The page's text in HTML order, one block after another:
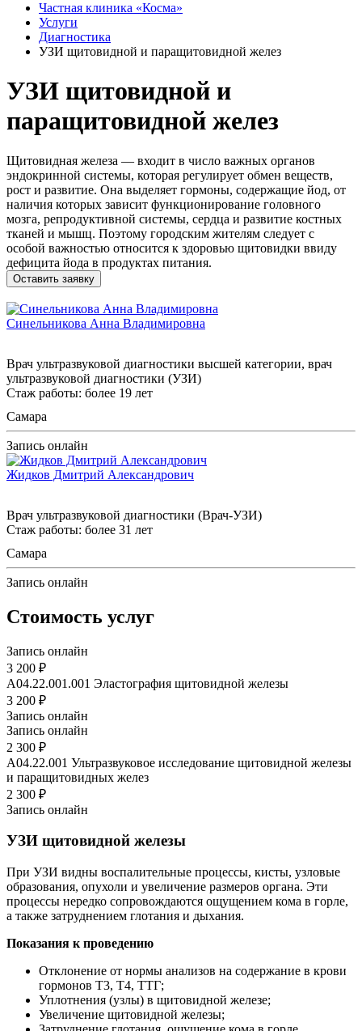
Частная клиника «Косма»
Услуги
Диагностика
УЗИ щитовидной и паращитовидной желез
УЗИ щитовидной и
паращитовидной желез
Щитовидная железа — входит в число важных органов
эндокринной системы, которая регулирует обмен веществ,
рост и развитие. Она выделяет гормоны, содержащие йод, от
наличия которых зависит функционирование головного
мозга, репродуктивной системы, сердца и развитие костных
тканей и мышц. Поэтому городским жителям следует с
особой важностью относится к здоровью щитовидки ввиду
дефицита йода в продуктах питания.
Оставить заявку
Синельникова Анна Владимировна
Врач ультразвуковой диагностики высшей категории, врач
ультразвуковой диагностики (УЗИ)
Стаж работы: более 19 лет
Самара
Запись онлайн
Жидков Дмитрий Александрович
Врач ультразвуковой диагностики (Врач-УЗИ)
Стаж работы: более 31 лет
Самара
Запись онлайн
Стоимость услуг
Запись онлайн
3 200 ₽
A04.22.001.001 Эластография щитовидной железы
3 200 ₽
Запись онлайн
Запись онлайн
2 300 ₽
A04.22.001 Ультразвуковое исследование щитовидной железы
и паращитовидных желез
2 300 ₽
Запись онлайн
УЗИ щитовидной железы
При УЗИ видны воспалительные процессы, кисты, узловые
образования, опухоли и увеличение размеров органа. Эти
процессы нередко сопровождаются ощущением кома в горле,
а также затруднением глотания и дыхания.
Показания к проведению
Отклонение от нормы анализов на содержание в крови
гормонов Т3, Т4, ТТГ;
Уплотнения (узлы) в щитовидной железе;
Увеличение щитовидной железы;